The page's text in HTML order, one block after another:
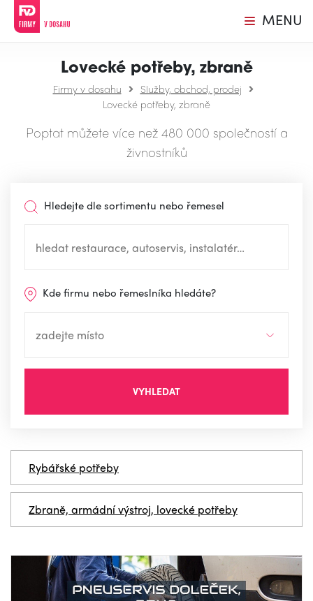
MENU
Lovecké potřeby, zbraně
Firmy v dosahu
Služby, obchod, prodej
Lovecké potřeby, zbraně
Poptat můžete více než 480 000 společností a
živnostníků
Hledejte dle sortimentu nebo řemesel
Kde firmu nebo řemeslníka hledáte?
VYHLEDAT
Rybářské potřeby
Zbraně, armádní výstroj, lovecké potřeby